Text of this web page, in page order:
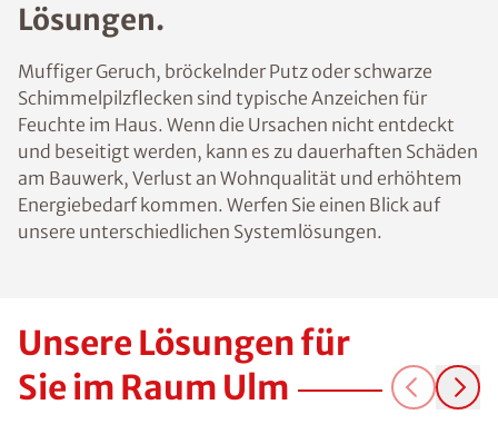
Lösungen.
Muffiger Geruch, bröckelnder Putz oder schwarze
Schimmelpilzflecken sind typische Anzeichen für
Feuchte im Haus. Wenn die Ursachen nicht entdeckt
und beseitigt werden, kann es zu dauerhaften Schäden
am Bauwerk, Verlust an Wohnqualität und erhöhtem
Energiebedarf kommen. Werfen Sie einen Blick auf
unsere unterschiedlichen Systemlösungen.
Unsere Lösungen für
Sie im Raum Ulm